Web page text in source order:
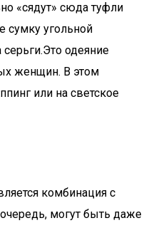
«сядут» сюда туфли
сумку угольной
серьги.Это одеяние
женщин. В этом
или на светское
комбинация с
могут быть даже